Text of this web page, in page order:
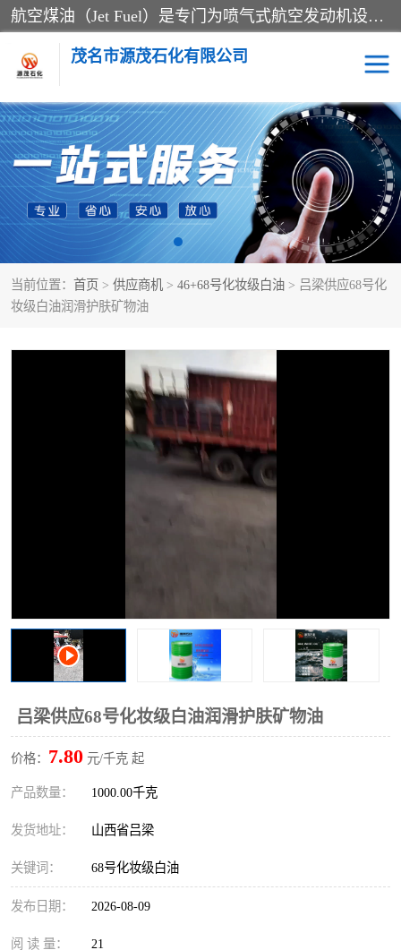
航空煤油（Jet Fuel）是专门为喷气式航空发动机设计的高纯度燃料，主要分为Jet A、Jet A-1和Jet B等类型。其特点是闪点高、低温流动性好，并添加了抗静电剂和抗氧化剂以确保飞行安全。航空煤油需
茂名市源茂石化有限公司
当前位置： 首页 > 供应商机 > 46+68号化妆级白油 > 吕梁供应68号化
妆级白油润滑护肤矿物油
吕梁供应68号化妆级白油润滑护肤矿物油
价格： 7.80 元/千克 起
产品数量： 1000.00千克
发货地址： 山西省吕梁
关键词： 68号化妆级白油
发布日期： 2026-08-09
阅 读 量： 21
RP3航空煤油 D20+D30溶剂油
D40+D60溶剂油 D80+D100溶剂油
6号+120号溶剂油 260号溶剂油
异构烷烃 天然乳胶
26+32号化妆级白油 46+68号化妆级白油